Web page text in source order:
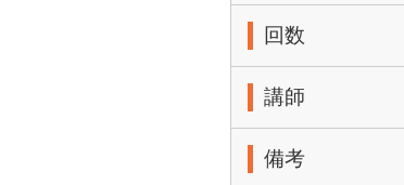
回数
講師
備考